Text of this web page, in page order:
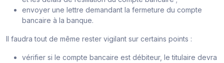
envoyer une lettre demandant la fermeture du compte
bancaire à la banque.
Il faudra tout de même rester vigilant sur certains points :
vérifier si le compte bancaire est débiteur, le titulaire devra